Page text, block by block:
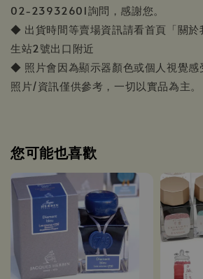
02-23932601詢問，感謝您。
◆ 出貨時間等賣場資訊請看首頁「關於
生站2號出口附近
◆ 照片會因為顯示器顏色或個人視覺感
照片/資訊僅供參考，一切以實品為主。
您可能也喜歡